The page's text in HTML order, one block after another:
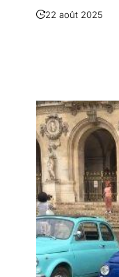
22 août 2025